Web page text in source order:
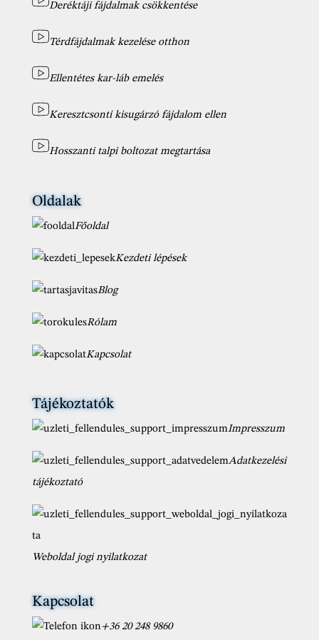
Deréktáji fájdalmak csökkentése
Térdfájdalmak kezelése otthon
Ellentétes kar-láb emelés
Keresztcsonti kisugárzó fájdalom ellen
Hosszanti talpi boltozat megtartása
Oldalak
Főoldal
Kezdeti lépések
Blog
Rólam
Kapcsolat
Tájékoztatók
Impresszum
Adatkezelési
tájékoztató
Weboldal jogi nyilatkozat
Kapcsolat
+36 20 248 9860